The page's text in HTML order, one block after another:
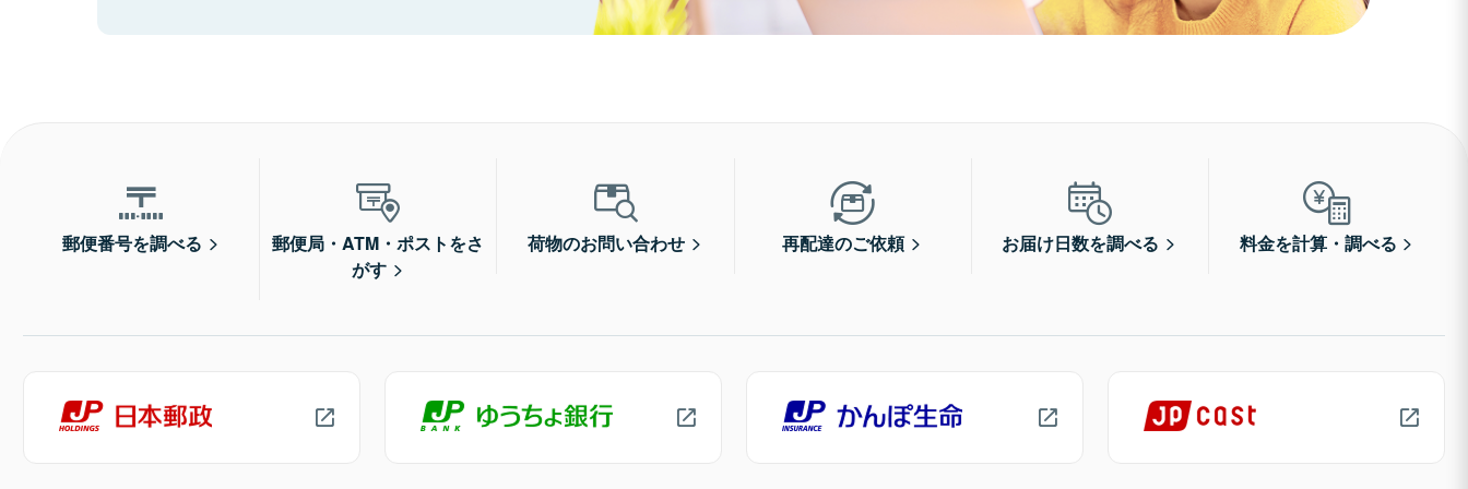
郵便番号を調べる
郵便局・ATM・ポストをさ
がす
荷物のお問い合わせ 再配達のご依頼 お届け日数を調べる 料金を計算・調べる